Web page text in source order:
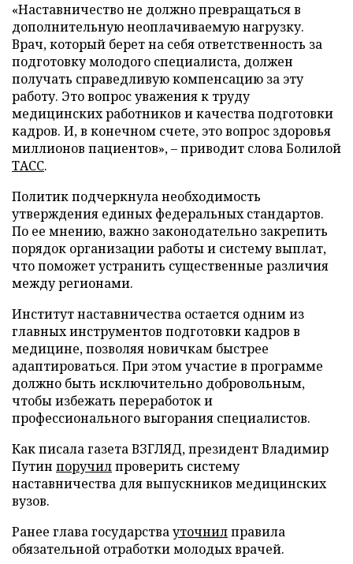
«Наставничество не должно превращаться в
дополнительную неоплачиваемую нагрузку.
Врач, который берет на себя ответственность за
подготовку молодого специалиста, должен
получать справедливую компенсацию за эту
работу. Это вопрос уважения к труду
медицинских работников и качества подготовки
кадров. И, в конечном счете, это вопрос здоровья
миллионов пациентов», – приводит слова Болилой
ТАСС.
Политик подчеркнула необходимость
утверждения единых федеральных стандартов.
По ее мнению, важно законодательно закрепить
порядок организации работы и систему выплат,
что поможет устранить существенные различия
между регионами.
Институт наставничества остается одним из
главных инструментов подготовки кадров в
медицине, позволяя новичкам быстрее
адаптироваться. При этом участие в программе
должно быть исключительно добровольным,
чтобы избежать переработок и
профессионального выгорания специалистов.
Как писала газета ВЗГЛЯД, президент Владимир
Путин поручилпроверить систему
наставничества для выпускников медицинских
вузов.
Ранее глава государствауточнилправила
обязательной отработки молодых врачей.